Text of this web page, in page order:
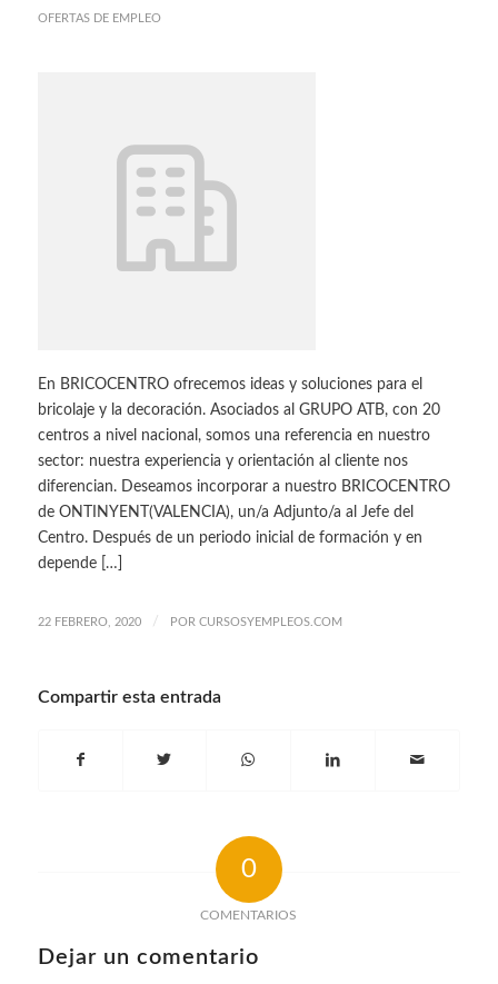
OFERTAS DE EMPLEO
En BRICOCENTRO ofrecemos ideas y soluciones para el
bricolaje y la decoración. Asociados al GRUPO ATB, con 20
centros a nivel nacional, somos una referencia en nuestro
sector: nuestra experiencia y orientación al cliente nos
diferencian. Deseamos incorporar a nuestro BRICOCENTRO
de ONTINYENT(VALENCIA), un/a Adjunto/a al Jefe del
Centro. Después de un periodo inicial de formación y en
depende […]
22 FEBRERO, 2020 / POR CURSOSYEMPLEOS.COM
Compartir esta entrada
0
COMENTARIOS
Dejar un comentario